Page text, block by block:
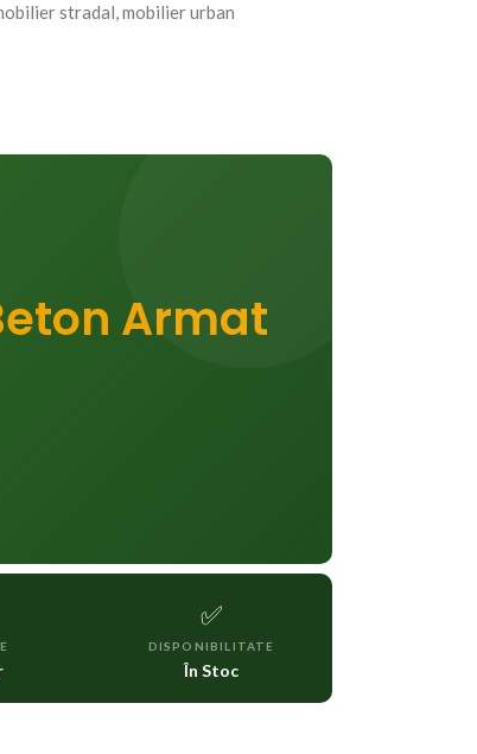
stradal,mobilier urban
Armat
✅
DISPONIBILITATE
În Stoc